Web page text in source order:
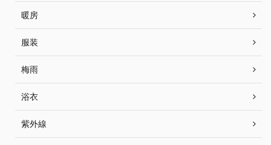
暖房
服装
梅雨
浴衣
紫外線